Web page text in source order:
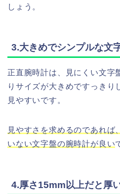
しょう。
3.大きめでシンプルな文
正直腕時計は、見にくい文字
りサイズが大きめですっきり
見やすいです。
見やすさを求めるのであれば
いない文字盤の腕時計が良い
4.厚さ15mm以上だと厚